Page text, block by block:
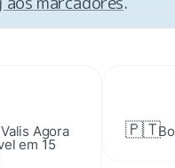
Agora
em 15
🇵🇹